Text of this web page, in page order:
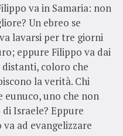
va in Samaria: non
Un ebreo se
lavarsi per tre giorni
eppure Filippo va dai
coloro che
la verità. Chi
eunuco, uno che non
Israele? Eppure
ad evangelizzare